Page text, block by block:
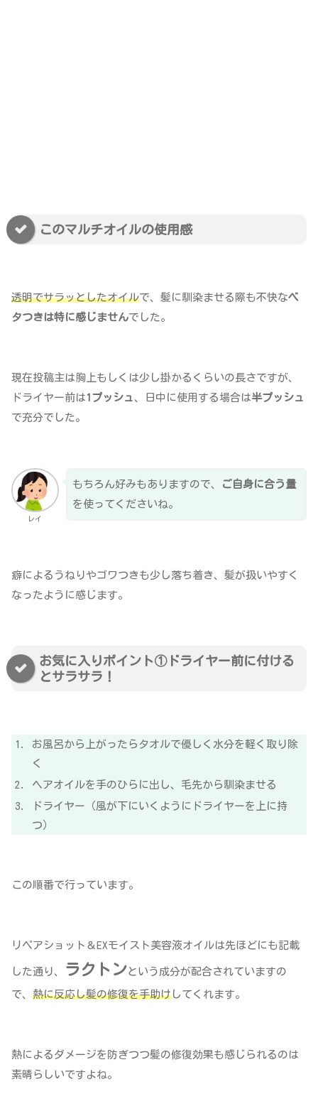
このマルチオイルの使用感
透明でサラッとしたオイルで、髪に馴染ませる際も不快なベ
タつきは特に感じませんでした。
現在投稿主は胸上もしくは少し掛かるくらいの長さですが、
ドライヤー前は 1プッシュ、日中に使用する場合は半プッシュ
で充分でした。
レイ
もちろん好みもありますので、
ご自身に合う量
を使ってくださいね。
癖によるうねりやゴワつきも少し落ち着き、髪が扱いやすく
なったように感じます。
お気に入りポイント①ドライヤー前に付ける
とサラサラ！
お風呂から上がったらタオルで優しく水分を軽く取り除
く
ヘアオイルを手のひらに出し、毛先から馴染ませる
ドライヤー（風が下にいくようにドライヤーを上に持
つ）
この順番で行っています。
リペアショット＆EXモイスト美容液オイルは先ほどにも記載
した通り、 ラクトンという成分が配合されていますの
で、 熱に反応し髪の修復を手助け してくれます。
熱によるダメージを防ぎつつ髪の修復効果も感じられるのは
素晴らしいですよね。